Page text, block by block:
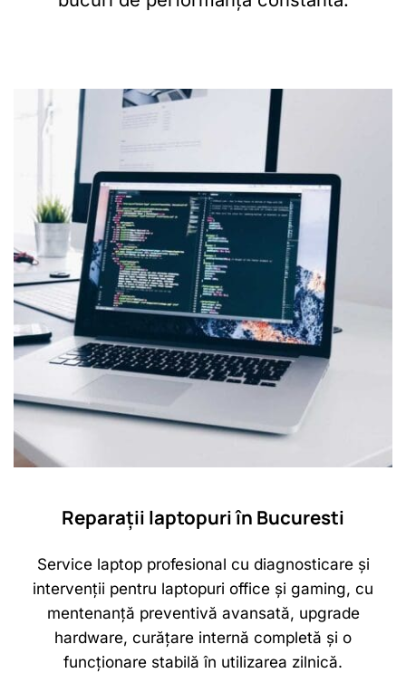
Reparații laptopuri în Bucuresti
Service laptop profesional cu diagnosticare și
intervenții pentru laptopuri office și gaming, cu
mentenanță preventivă avansată, upgrade
hardware, curățare internă completă și o
funcționare stabilă în utilizarea zilnică.